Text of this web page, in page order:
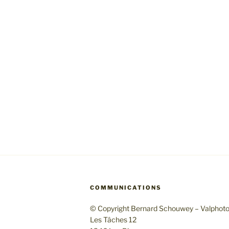
COMMUNICATIONS
© Copyright Bernard Schouwey –
Les Tâches 12